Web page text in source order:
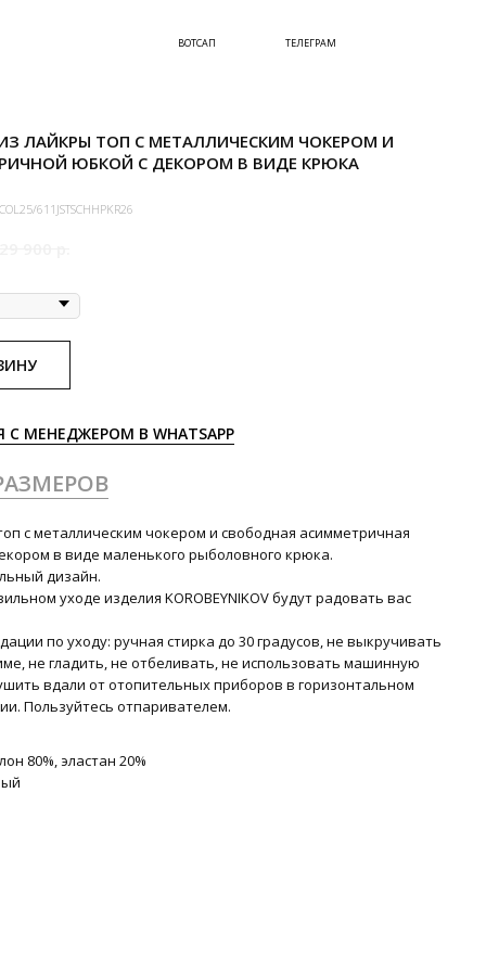
ВОТСАП ТЕЛЕГРАМ
ЛАЙКРЫ ТОП С МЕТАЛЛИЧЕСКИМ ЧОКЕРОМ И
ЮБКОЙ С ДЕКОРОМ В ВИДЕ КРЮКА
611JSTSCHHPKR26
С МЕНЕДЖЕРОМ В WHATSAPP
с металлическим чокером и свободная асимметричная
в виде маленького рыболовного крюка.
дизайн.
уходе изделия KOROBEYNIKOV будут радовать вас
по уходу: ручная стирка до 30 градусов, не выкручивать
не гладить, не отбеливать, не использовать машинную
вдали от отопительных приборов в горизонтальном
Пользуйтесь отпаривателем.
80%, эластан 20%